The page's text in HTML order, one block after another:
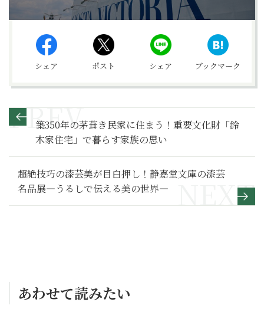
シェア ポスト シェア ブックマーク
築350年の茅葺き民家に住まう！重要文化財「鈴
木家住宅」で暮らす家族の思い
超絶技巧の漆芸美が目白押し！静嘉堂文庫の漆芸
名品展―うるしで伝える美の世界―
あわせて読みたい